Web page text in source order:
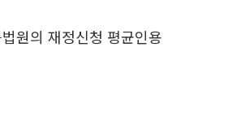
원의 재정신청 평균인용